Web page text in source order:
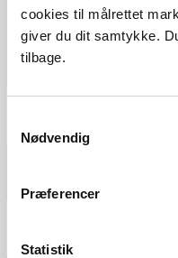
cookies til målrettet
giver du dit samtykke.
tilbage.
Nødvendig
Præferencer
Statistik
Ruten i detaljer
Fra forrige: